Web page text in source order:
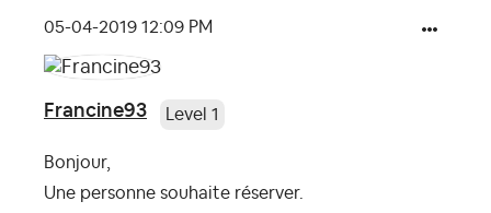
‎05-04-2019 12:09 PM
Francine93 Level 1
Bonjour,
Une personne souhaite réserver.